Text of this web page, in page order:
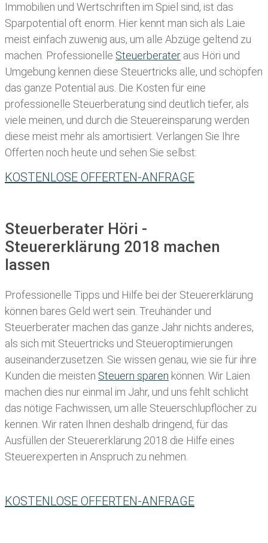
Immobilien und Wertschriften im Spiel sind, ist das
Sparpotential oft enorm. Hier kennt man sich als Laie
meist einfach zuwenig aus, um alle Abzüge geltend zu
machen. Professionelle Steuerberater aus Höri und
Umgebung kennen diese Steuertricks alle, und schöpfen
das ganze Potential aus. Die Kosten für eine
professionelle Steuerberatung sind deutlich tiefer, als
viele meinen, und durch die Steuereinsparung werden
diese meist mehr als amortisiert. Verlangen Sie Ihre
Offerten noch heute und sehen Sie selbst:
KOSTENLOSE OFFERTEN-ANFRAGE
Steuerberater Höri -
Steuererklärung 2018 machen
lassen
Professionelle Tipps und Hilfe bei der Steuererklärung
können bares Geld wert sein. Treuhänder und
Steuerberater machen das ganze Jahr nichts anderes,
als sich mit Steuertricks und Steueroptimierungen
auseinanderzusetzen. Sie wissen genau, wie sie für ihre
Kunden die meisten Steuern sparen können. Wir Laien
machen dies nur einmal im Jahr, und uns fehlt schlicht
das nötige Fachwissen, um alle Steuerschlupflöcher zu
kennen. Wir raten Ihnen deshalb dringend, für das
Ausfüllen der Steuererklärung 2018 die Hilfe eines
Steuerexperten in Anspruch zu nehmen.
KOSTENLOSE OFFERTEN-ANFRAGE